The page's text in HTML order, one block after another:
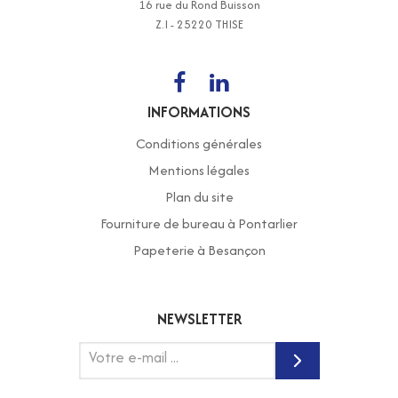
16 rue du Rond Buisson
Z.I - 25220 THISE
INFORMATIONS
Conditions générales
Mentions légales
Plan du site
Fourniture de bureau à Pontarlier
Papeterie à Besançon
NEWSLETTER